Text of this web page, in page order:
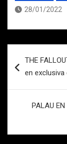
28/01/2022
de
THE
en
PALAU EN